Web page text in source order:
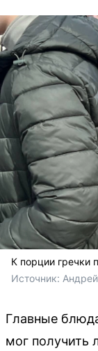
К порции гречки
Источник:
Главные
мог